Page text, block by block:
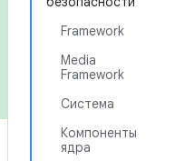
Framework
Media
Framework
Система
Компоненты
ядра